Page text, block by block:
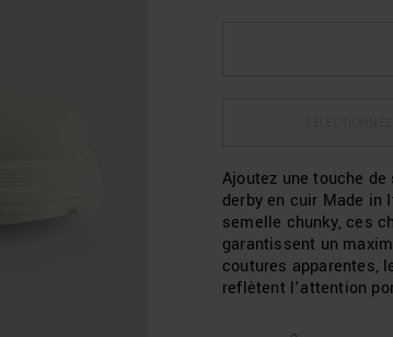
Ajoutez une touche
derby en cuir Made in
semelle chunky, ces
garantissent un
coutures apparentes,
reflètent l’attention